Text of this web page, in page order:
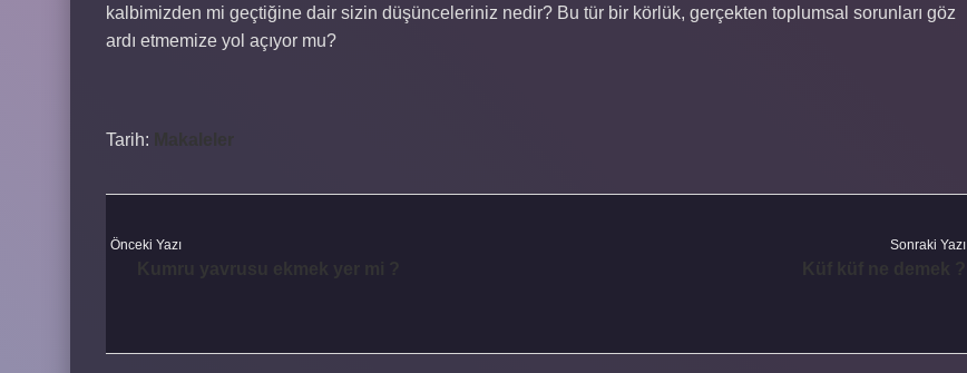
kalbimizden mi geçtiğine dair sizin düşünceleriniz nedir? Bu tür bir körlük, gerçekten toplumsal sorunları göz
ardı etmemize yol açıyor mu?
Tarih: Makaleler
Önceki Yazı Sonraki Yazı